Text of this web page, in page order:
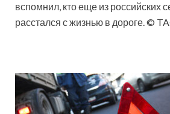
вспомнил, кто еще из российских
расстался с жизнью в дороге. ©